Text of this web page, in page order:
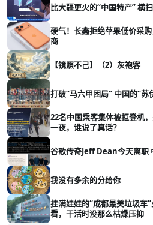
比大疆更火的“中国特产” 横
硬气！长鑫拒绝苹果低价采
商
【镜照不己】（2）灰袍客
打破“马六甲困局” 中国的“苏
22名中国乘客集体被拒登机
一夜，谁说了真话？
谷歌传奇Jeff Dean今天离职
我没有多余的分给你
挂满娃娃的“成都最美垃圾车
看，干活时没那么枯燥压抑